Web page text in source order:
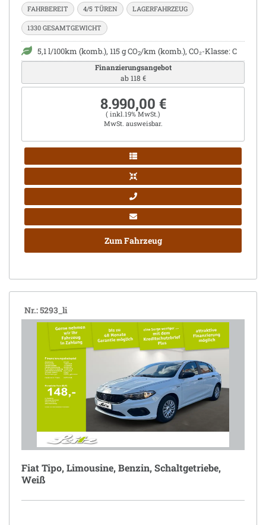
FAHRBEREIT 4/5 TÜREN LAGERFAHRZEUG
1330 GESAMTGEWICHT
5,1 l/100km (komb.), 115 g CO2/km (komb.), CO₂-Klasse: C
Finanzierungsangebot
ab 118 €
8.990,00 €
( inkl.19% MwSt.)
MwSt. ausweisbar.
Zum Fahrzeug
Nr.: 5293_li
Fiat Tipo, Limousine, Benzin, Schaltgetriebe,
Weiß